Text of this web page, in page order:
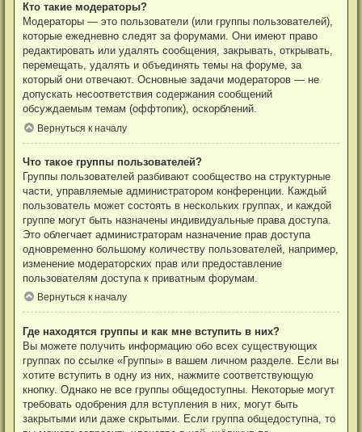
Кто такие модераторы?
Модераторы — это пользователи (или группы пользователей),
которые ежедневно следят за форумами. Они имеют право
редактировать или удалять сообщения, закрывать, открывать,
перемещать, удалять и объединять темы на форуме, за
который они отвечают. Основные задачи модераторов — не
допускать несоответствия содержания сообщений
обсуждаемым темам (оффтопик), оскорблений.
Вернуться к началу
Что такое группы пользователей?
Группы пользователей разбивают сообщество на структурные
части, управляемые администратором конференции. Каждый
пользователь может состоять в нескольких группах, и каждой
группе могут быть назначены индивидуальные права доступа.
Это облегчает администраторам назначение прав доступа
одновременно большому количеству пользователей, например,
изменение модераторских прав или предоставление
пользователям доступа к приватным форумам.
Вернуться к началу
Где находятся группы и как мне вступить в них?
Вы можете получить информацию обо всех существующих
группах по ссылке «Группы» в вашем личном разделе. Если вы
хотите вступить в одну из них, нажмите соответствующую
кнопку. Однако не все группы общедоступны. Некоторые могут
требовать одобрения для вступления в них, могут быть
закрытыми или даже скрытыми. Если группа общедоступна, то